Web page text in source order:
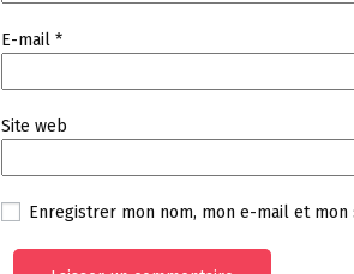
E-mail *
Site web
Enregistrer mon nom, mon e-mail et